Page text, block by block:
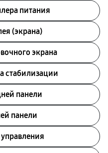
питания
(экрана)
экрана
стабилизации
панели
панели